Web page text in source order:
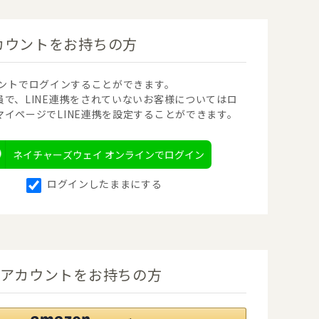
ントをお持ちの方
トでログインすることができます。
で、LINE連携をされていないお客様についてはロ
ページでLINE連携を設定することができます。
ネイチャーズウェイ オンラインでログイン
ログインしたままにする
カウントをお持ちの方